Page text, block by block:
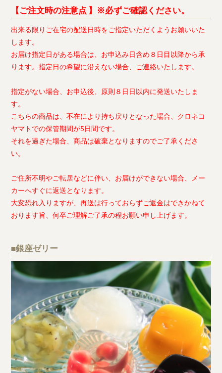
【ご注文時の注意点 】※必ずご確認ください。
出来る限りご在宅の配送日時をご指定いただくようお願いいた
します。
お届け指定日がある場合は、お申込み日含め８日目以降から承
ります。指定日の希望に沿えない場合、ご連絡いたします。
指定がない場合、お申込後、原則８日日以内に発送いたしま
す。
こちらの商品は、不在により持ち戻りとなった場合、クロネコ
ヤマトでの保管期間が5日間です。
それを過ぎた場合、商品は破棄となりますのでご了承くださ
い。
ご住所不明やご転居などに伴い、お届けができない場合、メー
カーへすぐに返送となります。
大変恐れ入りますが、再送は行っておらずご返金はできかねて
おります旨、何卒ご理解ご了承の程お願い申し上げます。
■銀座ゼリー